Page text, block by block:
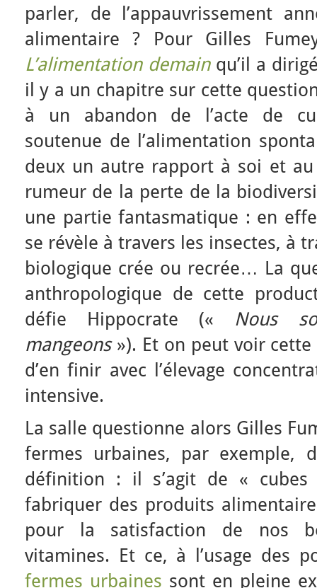
parler, de l’appauvrissement
alimentaire ? Pour Gilles
L’alimentation demainqu’il a
il y a un chapitre sur cette
à un abandon de l’acte de
soutenue de l’alimentation
deux un autre rapport à soi et au
rumeur de la perte de la
une partie fantasmatique : en
se révèle à travers les insectes, à
biologique crée ou recrée… La
anthropologique de cette
défie Hippocrate (« Nous
mangeons»). Et on peut voir
d’en finir avec l’élevage
intensive.
La salle questionne alors Gilles
fermes urbaines, par exemple,
définition : il s’agit de «
fabriquer des produits
pour la satisfaction de nos
vitamines. Et ce, à l’usage des
fermes urbaines sont en pleine